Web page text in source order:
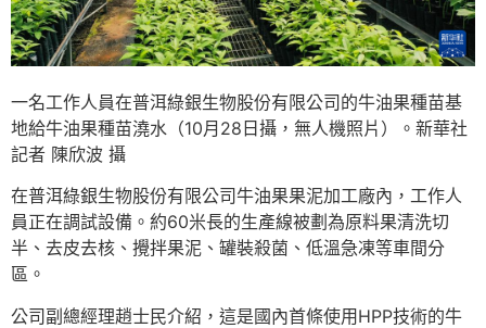
一名工作人員在普洱綠銀生物股份有限公司的牛油果種苗基
地給牛油果種苗澆水（10月28日攝，無人機照片）。新華社
記者 陳欣波 攝
在普洱綠銀生物股份有限公司牛油果果泥加工廠內，工作人
員正在調試設備。約60米長的生產線被劃為原料果清洗切
半、去皮去核、攪拌果泥、罐裝殺菌、低溫急凍等車間分
區。
公司副總經理趙士民介紹，這是國內首條使用HPP技術的牛